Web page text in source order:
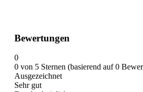
Bewertungen
0
0 von 5 Sternen (basierend auf 0
Ausgezeichnet
Sehr gut